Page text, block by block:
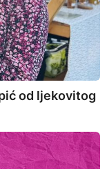
od ljekovitog